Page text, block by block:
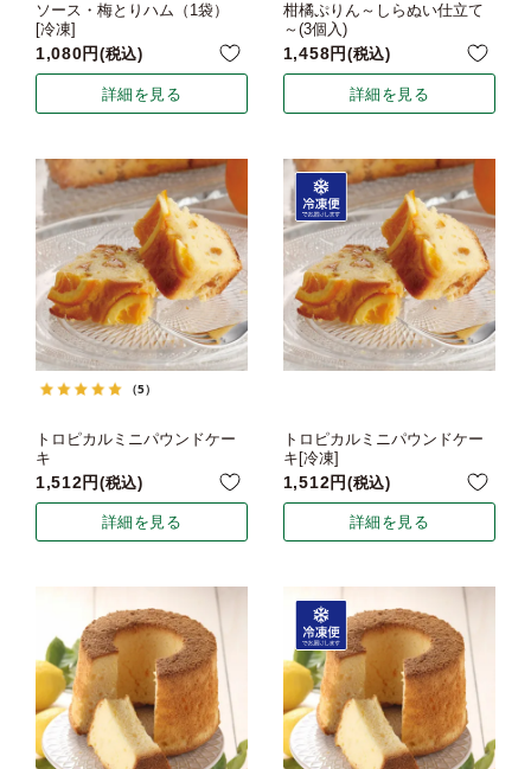
ソース・梅とりハム（1袋）
[冷凍]
1,080 税込
詳細を見る
柑橘ぷりん～しらぬい仕立て
～(3個入)
1,458 税込
詳細を見る
（5）
トロピカルミニパウンドケー
キ
1,512 税込
詳細を見る
トロピカルミニパウンドケー
キ[冷凍]
1,512 税込
詳細を見る